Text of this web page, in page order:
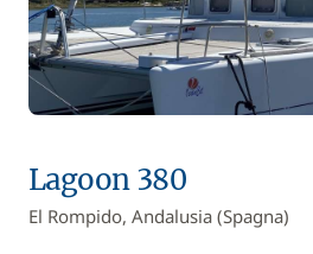
Lagoon 380
El Rompido, Andalusia (Spagna)